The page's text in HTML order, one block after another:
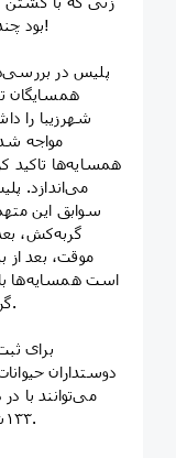
بود چند ساعت بعد بدون گذاشتن وثیقه آزاد شد!
پلیس در
همسایگان
شهرزیبا را
مواجه
همسایه‌ها تاکید
می‌اندازد.
سوابق این
گربه‌کش،
موقت، بعد
است همسایه‌ها با
گربه‌کشی و حیوان‌آزاری رسما شکایت کنند.
برای
دوستداران
می‌توانند با
۱۳۳شهرزیبا مراجعه و شکایت خود را ثبت کنند.